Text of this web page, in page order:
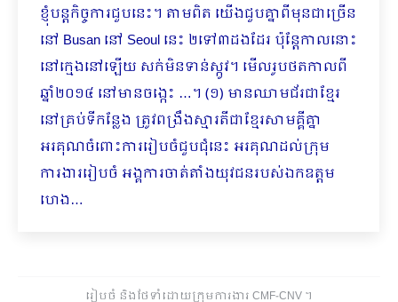
ខ្ញុំបន្តកិច្ចការជួបនេះ។ តាមពិត យើងជួបគ្នាពីមុនជាច្រើន
នៅ Busan នៅ Seoul នេះ ២ទៅ៣ដងដែរ ប៉ុន្តែកាលនោះ
នៅក្មេងនៅឡើយ សក់មិនទាន់ស្កូវ។ មើលរូបថតកាលពី
ឆ្នាំ២០១៤ នៅមានចង្កេះ …។ (១) មានឈាមជ័រជាខ្មែរ
នៅគ្រប់ទីកន្លែង ត្រូវពង្រឹងស្មារតីជាខ្មែរសាមគ្គីគ្នា
អរគុណចំពោះការរៀបចំជួបជុំនេះ អរគុណដល់ក្រុម
ការងាររៀបចំ អង្គការចាត់តាំងយុវជនរបស់ឯកឧត្តម
ហេង…
រៀបចំ និងថែទាំដោយក្រុមការងារ CMF-CNV ​។